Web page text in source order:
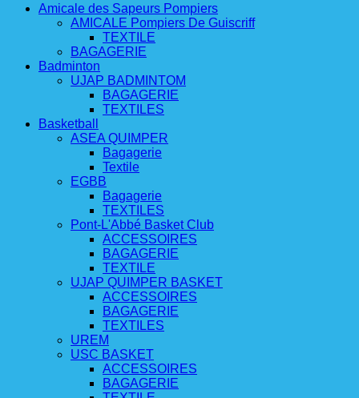
Amicale des Sapeurs Pompiers
AMICALE Pompiers De Guiscriff
TEXTILE
BAGAGERIE
Badminton
UJAP BADMINTOM
BAGAGERIE
TEXTILES
Basketball
ASEA QUIMPER
Bagagerie
Textile
EGBB
Bagagerie
TEXTILES
Pont-L'Abbé Basket Club
ACCESSOIRES
BAGAGERIE
TEXTILE
UJAP QUIMPER BASKET
ACCESSOIRES
BAGAGERIE
TEXTILES
UREM
USC BASKET
ACCESSOIRES
BAGAGERIE